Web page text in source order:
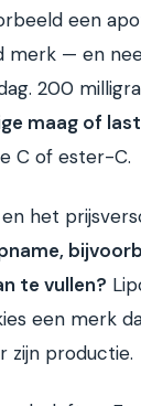
een
merk — en
200
maag of
C of ester-C.
het
te vullen?
een merk
zijn productie.